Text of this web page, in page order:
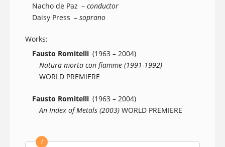
Nacho de Paz – conductor
Daisy Press – soprano
Works:
Fausto Romitelli (1963 – 2004)
Natura morta con fiamme (1991-1992)
WORLD PREMIERE
Fausto Romitelli (1963 – 2004)
An Index of Metals (2003) WORLD PREMIERE
i